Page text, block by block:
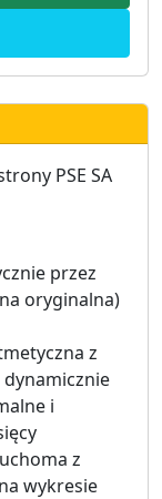
PSE SA
przez
oryginalna)
z
i
z
wykresie